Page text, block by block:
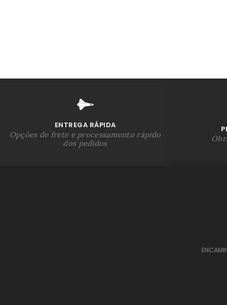
ENTREGA RÁPIDA
Opções de frete e processamento rápido
dos pedidos